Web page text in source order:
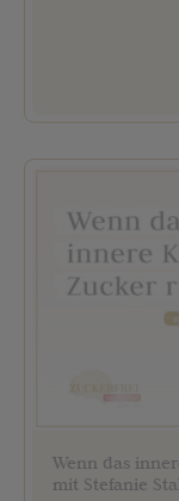
Wenn das
mit Stefanie